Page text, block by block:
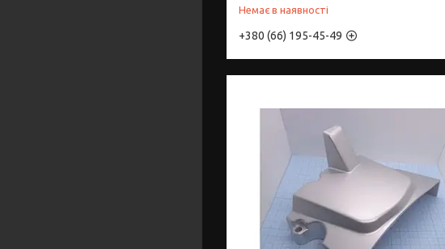
Немає в наявності
+380 (66) 195-45-49